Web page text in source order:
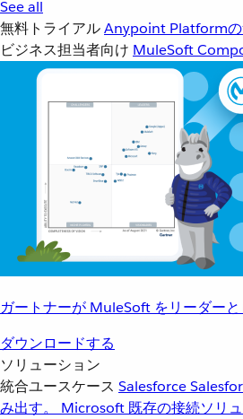
See all
無料トライアルAnypoint Platformの
ビジネス担当者向け MuleSoft
ガートナーが MuleSoft をリーダー
ダウンロードする
ソリューション
統合ユースケース Salesforce
み出す。
Microsoft 既存の接続ソリ